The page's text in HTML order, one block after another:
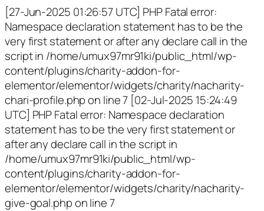
[27-Jun-2025 01:26:57 UTC] PHP Fatal error:
Namespace declaration statement has to be the
very first statement or after any declare call in the
script in /home/umux97mr91ki/public_html/wp-
content/plugins/charity-addon-for-
elementor/elementor/widgets/charity/nacharity-
chari-profile.php on line 7 [02-Jul-2025 15:24:49
UTC] PHP Fatal error: Namespace declaration
statement has to be the very first statement or
after any declare call in the script in
/home/umux97mr91ki/public_html/wp-
content/plugins/charity-addon-for-
elementor/elementor/widgets/charity/nacharity-
give-goal.php on line 7